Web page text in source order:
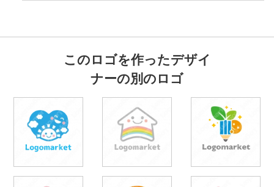
このロゴを作ったデザイ
ナーの別のロゴ